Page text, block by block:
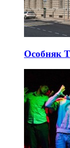
Особняк